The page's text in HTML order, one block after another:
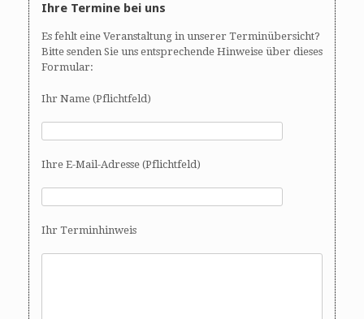
Ihre Termine bei uns
Es fehlt eine Veranstaltung in unserer Terminübersicht?
Bitte senden Sie uns entsprechende Hinweise über dieses
Formular:
Ihr Name (Pflichtfeld)
Ihre E-Mail-Adresse (Pflichtfeld)
Ihr Terminhinweis